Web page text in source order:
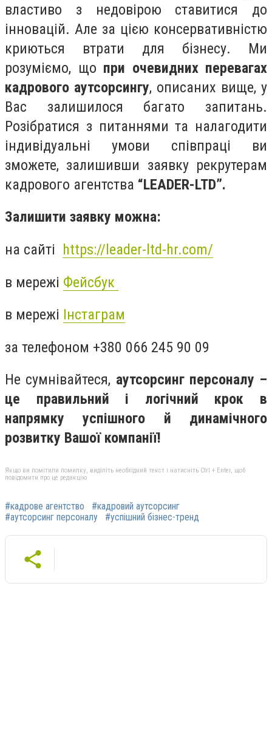
властиво з недовірою ставитися до
інновацій. Але за цією консервативністю
криються втрати для бізнесу. Ми
розуміємо, що при очевидних перевагах
кадрового аутсорсингу, описаних вище, у
Вас залишилося багато запитань.
Розібратися з питаннями та налагодити
індивідуальні умови співпраці ви
зможете, залишивши заявку рекрутерам
кадрового агентства “LEADER-LTD”.
Залишити заявку можна:
на сайті
https://leader-ltd-hr.com/
в мережі Фейсбук
в мережі Інстаграм
за телефоном +380 066 245 90 09
Не сумнівайтеся, аутсорсинг персоналу –
це правильний і логічний крок в
напрямку успішного й динамічного
розвитку Вашої компанії!
Якщо ви помітили помилку, виділіть необхідний текст і натисніть Ctrl + Enter, щоб
повідомити про це редакцію
#кадрове агентство
#кадровий аутсорсинг
#аутсорсинг персоналу
#успішний бізнес-тренд